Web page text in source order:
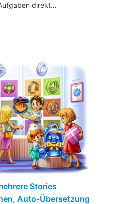
direkt…
Stories
Auto-Übersetzung